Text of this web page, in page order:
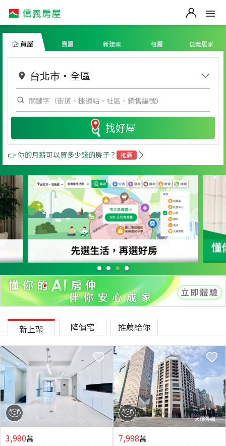
買屋 賣屋 新建案 租屋 信義居家
台北市 ・ 全區
找好屋
👉 你的月薪可以買多少錢的房子？ 推薦
新上架 降價宅 推薦給你
3,980萬 7,998萬